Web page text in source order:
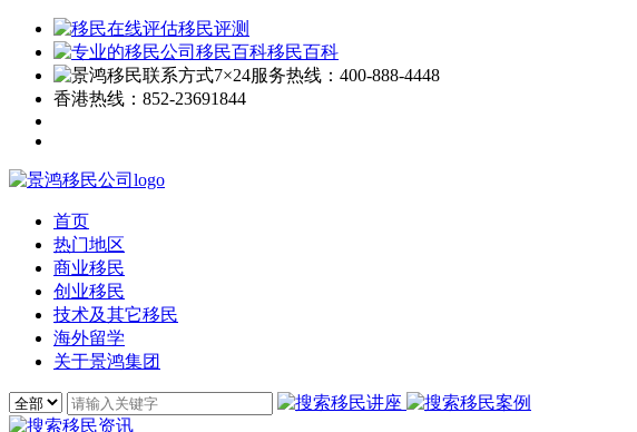
移民评测
移民百科
7×24服务热线： 400-888-4448
香港热线： 852-23691844
首页
热门地区
商业移民
创业移民
技术及其它移民
海外留学
关于景鸿集团